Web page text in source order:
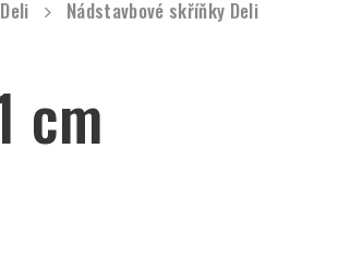
Nádstavbové skříňky Deli
cm